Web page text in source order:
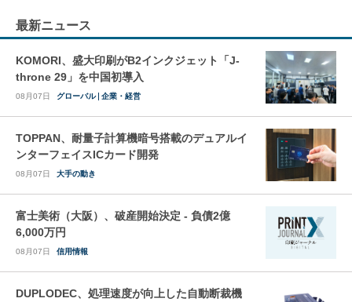
最新ニュース
KOMORI、盛大印刷がB2インクジェット「J-
throne 29」を中国初導入
08月07日 グローバル 企業・経営
TOPPAN、耐量子計算機暗号搭載のデュアルイ
ンターフェイスICカード開発
08月07日 大手の動き
富士美術（大阪）、破産開始決定 - 負債2億
6,000万円
08月07日 信用情報
DUPLODEC、処理速度が向上した自動断裁機